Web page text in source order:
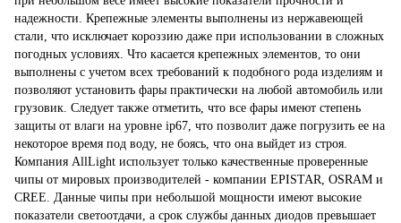
надежности. Крепежные элементы выполнены из нержавеющей
стали, что исключает короззию даже при использовании в сложных
погодных условиях. Что касается крепежных элементов, то они
выполнены с учетом всех требований к подобного рода изделиям и
позволяют установить фары практически на любой автомобиль или
грузовик. Следует также отметить, что все фары имеют степень
защиты от влаги на уровне ip67, что позволит даже погрузить ее на
некоторое время под воду, не боясь, что она выйдет из строя.
Компания AllLight использует только качественные проверенные
чипы от мировых производителей - компании EPISTAR, OSRAM и
CREE. Данные чипы при небольшой мощности имеют высокие
показатели светоотдачи, а срок службы данных диодов превышает